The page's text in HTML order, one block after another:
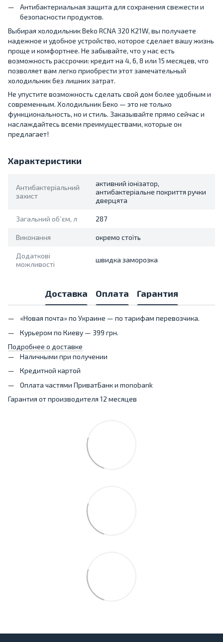
Антибактериальная защита для сохранения свежести и
безопасности продуктов.
Выбирая холодильник Beko RCNA 320 K21W, вы получаете
надежное и удобное устройство, которое сделает вашу жизнь
проще и комфортнее. Не забывайте, что у нас есть
возможность рассрочки: кредит на 4, 6, 8 или 15 месяцев, что
позволяет вам легко приобрести этот замечательный
холодильник без лишних затрат.
Не упустите возможность сделать свой дом более удобным и
современным. Холодильник Беко — это не только
функциональность, но и стиль. Заказывайте прямо сейчас и
наслаждайтесь всеми преимуществами, которые он
предлагает!
Характеристики
Антибактеріальний
захист
активний іонізатор,
антибактеріальне покриття ручки
дверцята
Загальний об`єм, л 287
Виконання окремо стоїть
Додаткові
можливості
швидка заморозка
Доставка Оплата Гарантия
«Новая почта» по Украине — по тарифам перевозчика.
Курьером по Киеву — 399 грн.
Подробнее о доставке
Наличными при получении
Кредитной картой
Оплата частями ПриватБанк и monobank
Гарантия от производителя 12 месяцев